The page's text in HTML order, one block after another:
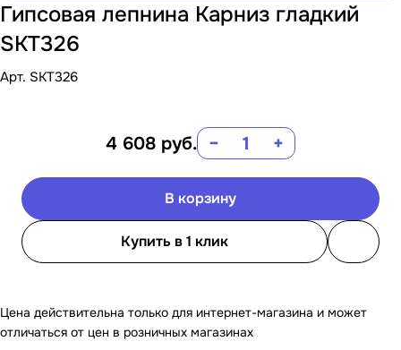
Гипсовая лепнина Карниз гладкий
SKT326
Арт. SKT326
4 608 руб. − +
В корзину
Купить в 1 клик
Цена действительна только для интернет-магазина и может
отличаться от цен в розничных магазинах